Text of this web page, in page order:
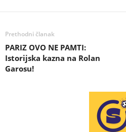
Prethodni članak
PARIZ OVO NE PAMTI:
Istorijska kazna na Rolan
Garosu!